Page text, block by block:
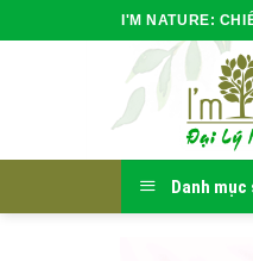
to
I'M NATURE:
Danh mục